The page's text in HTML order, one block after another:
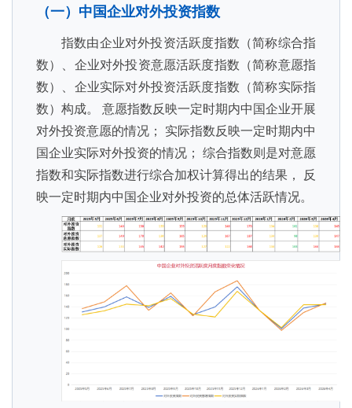
（一）中国企业对外投资指数
指数由企业对外投资活跃度指数（简称综合指
数）、企业对外投资意愿活跃度指数（简称意愿指
数）、企业实际对外投资活跃度指数（简称实际指
数）构成。 意愿指数反映一定时期内中国企业开展
对外投资意愿的情况； 实际指数反映一定时期内中
国企业实际对外投资的情况； 综合指数则是对意愿
指数和实际指数进行综合加权计算得出的结果， 反
映一定时期内中国企业对外投资的总体活跃情况。